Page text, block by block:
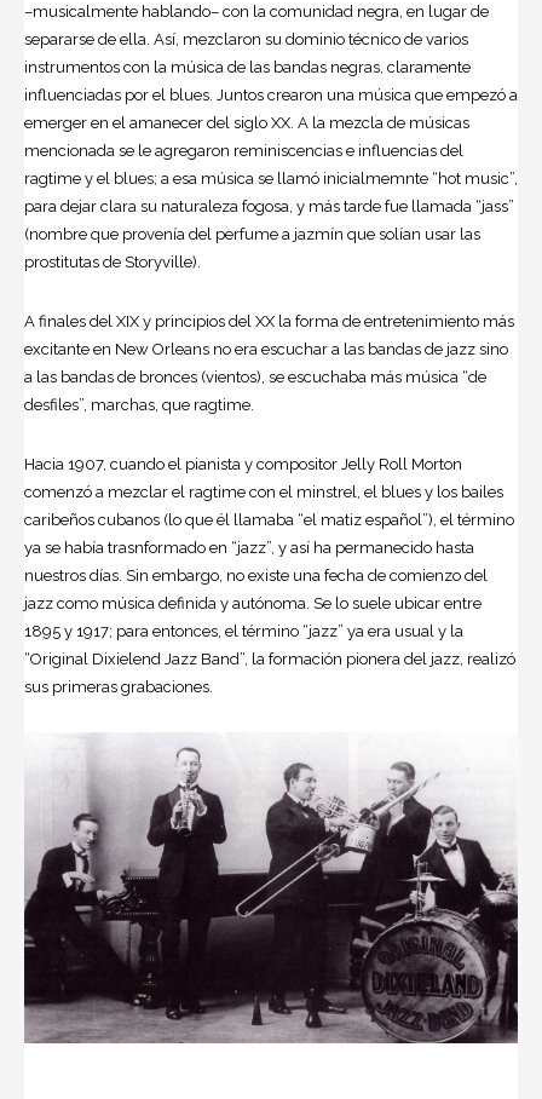
–musicalmente hablando– con la comunidad negra, en lugar de
separarse de ella. Así, mezclaron su dominio técnico de varios
instrumentos con la música de las bandas negras, claramente
influenciadas por el blues . Juntos crearon una música que empezó a
emerger en el amanecer del siglo XX. A la mezcla de músicas
mencionada se le agregaron reminiscencias e influencias del
ragtime y el blues; a esa música se llamó inicialmemnte “hot music”,
para dejar clara su naturaleza fogosa, y más tarde fue llamada “jass”
(nombre que provenía del perfume a jazmín que solían usar las
prostitutas de Storyville).
A finales del XIX y principios del XX la forma de entretenimiento más
excitante en New Orleans no era escuchar a las bandas de jazz sino
a las bandas de bronces (vientos), se escuchaba más música “de
desfiles”, marchas, que ragtime.
Hacia 1907, cuando el pianista y compositor Jelly Roll Morton
comenzó a mezclar el ragtime con el minstrel, el blues y los bailes
caribeños cubanos (lo que él llamaba “el matiz español”), el término
ya se había trasnformado en “jazz”, y así ha permanecido hasta
nuestros días. Sin embargo, no existe una fecha de comienzo del
jazz como música definida y autónoma. Se lo suele ubicar entre
1895 y 1917; para entonces, el término “jazz” ya era usual y la
“Original Dixielend Jazz Band”, la formación pionera del jazz, realizó
sus primeras grabaciones.